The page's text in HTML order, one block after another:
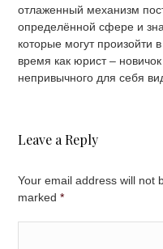
отлаженный механизм
определённой сфере и
которые могут произойти
время как юрист –
непривычного для себя
Leave a Reply
Your email address will not
marked*